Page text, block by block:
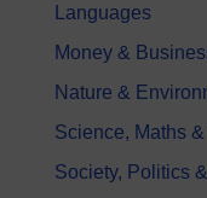
Languages
Money &
Nature &
Science, Maths
Society, Politics